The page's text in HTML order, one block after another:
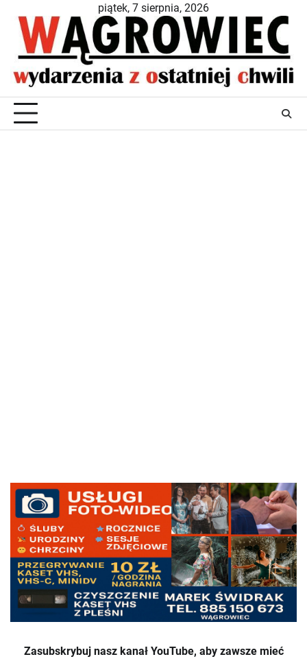
content
piątek, 7 sierpnia, 2026
Zasubskrybuj nasz kanał YouTube, aby zawsze mieć